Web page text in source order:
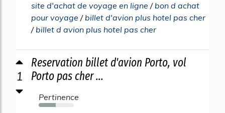
site d'achat de voyage en ligne / bon d achat
pour voyage / billet d'avion plus hotel pas cher
/ billet d avion plus hotel pas cher
1
Reservation billet d'avion Porto, vol
Porto pas cher ...
Pertinence
48%